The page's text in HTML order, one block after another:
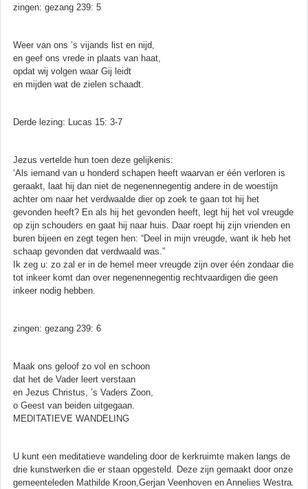
zingen: gezang 239: 5
Weer van ons ’s vijands list en nijd,
en geef ons vrede in plaats van haat,
opdat wij volgen waar Gij leidt
en mijden wat de zielen schaadt.
Derde lezing: Lucas 15: 3-7
Jezus vertelde hun toen deze gelijkenis:
‘Als iemand van u honderd schapen heeft waarvan er één verloren is
geraakt, laat hij dan niet de negenennegentig andere in de woestijn
achter om naar het verdwaalde dier op zoek te gaan tot hij het
gevonden heeft? En als hij het gevonden heeft, legt hij het vol vreugde
op zijn schouders en gaat hij naar huis. Daar roept hij zijn vrienden en
buren bijeen en zegt tegen hen: “Deel in mijn vreugde, want ik heb het
schaap gevonden dat verdwaald was.”
Ik zeg u: zo zal er in de hemel meer vreugde zijn over één zondaar die
tot inkeer komt dan over negenennegentig rechtvaardigen die geen
inkeer nodig hebben.
zingen: gezang 239: 6
Maak ons geloof zo vol en schoon
dat het de Vader leert verstaan
en Jezus Christus, ’s Vaders Zoon,
o Geest van beiden uitgegaan.
MEDITATIEVE WANDELING
U kunt een meditatieve wandeling door de kerkruimte maken langs de
drie kunstwerken die er staan opgesteld. Deze zijn gemaakt door onze
gemeenteleden Mathilde Kroon,Gerjan Veenhoven en Annelies Westra.